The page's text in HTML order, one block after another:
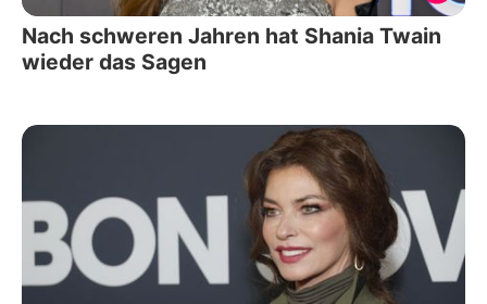
Nach schweren Jahren hat Shania Twain
wieder das Sagen